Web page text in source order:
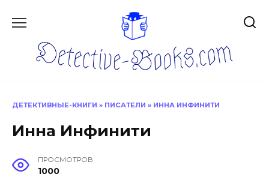
ДЕТЕКТИВНЫЕ-КНИГИ » ПИСАТЕЛИ » ИННА ИНФИНИТИ
Инна Инфинити
ПРОСМОТРОВ
1000